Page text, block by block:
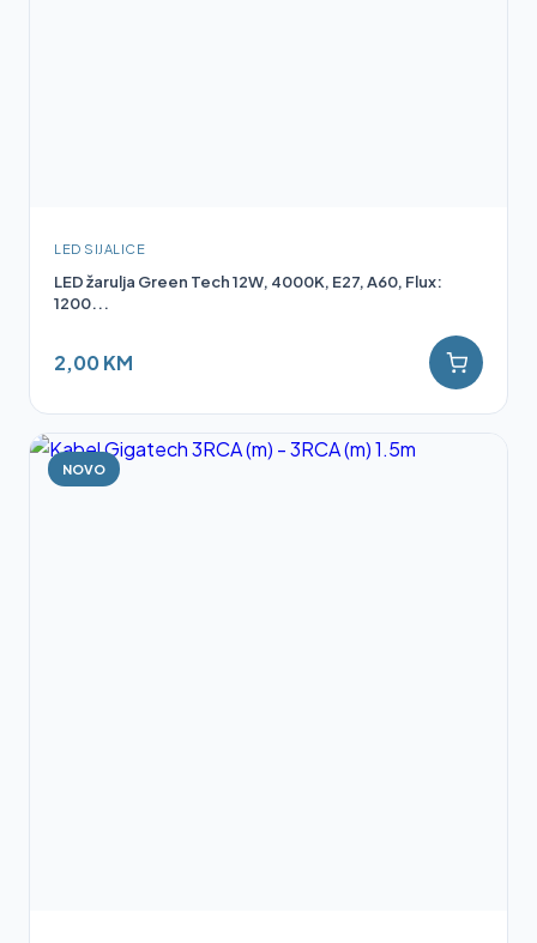
LED SIJALICE
LED žarulja Green Tech 12W, 4000K, E27, A60, Flux:
1200...
2,00 KM
NOVO